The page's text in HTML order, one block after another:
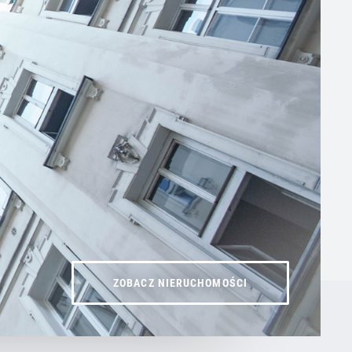
ZOBACZ NIERUCHOMOŚCI